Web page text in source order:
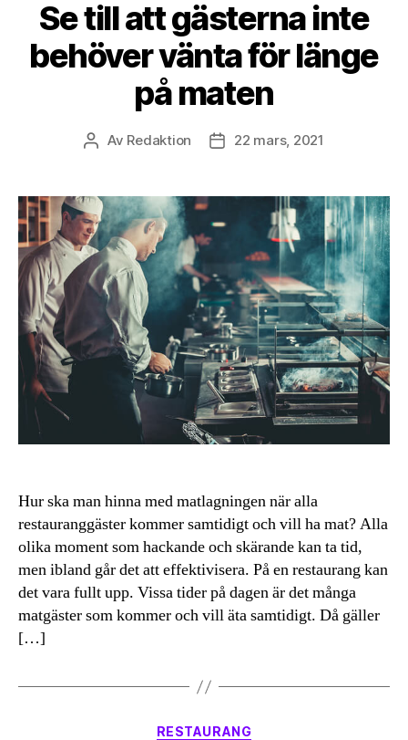
Se till att gästerna inte
behöver vänta för länge
på maten
Inläggsförfattare
Av Redaktion Inläggsdatum
22 mars, 2021
Hur ska man hinna med matlagningen när alla
restauranggäster kommer samtidigt och vill ha mat? Alla
olika moment som hackande och skärande kan ta tid,
men ibland går det att effektivisera. På en restaurang kan
det vara fullt upp. Vissa tider på dagen är det många
matgäster som kommer och vill äta samtidigt. Då gäller
[…]
Kategorier
RESTAURANG